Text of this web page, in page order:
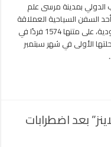
الدولي بمدينة مرسى علم
السفن السياحية العملاقة
قادمة من ميناء جدة بالمملكة العربية السعودية، على متنها 1574 فردًا في
الأولى في شهر سبتمبر
بعد اضطرابات